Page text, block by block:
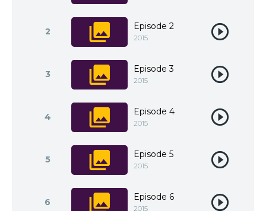
2 Episode 2
2015
3 Episode 3
2015
4 Episode 4
2015
5 Episode 5
2015
6 Episode 6
2015